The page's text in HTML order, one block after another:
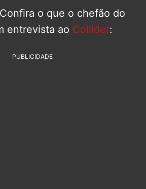
o que o chefão do
entrevista ao Collider:
PUBLICIDADE